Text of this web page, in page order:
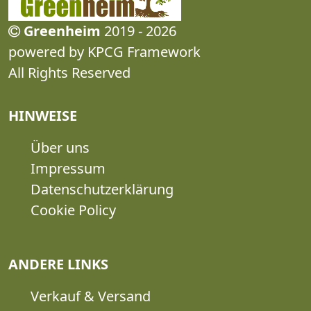
Greenheim 2019 - 2026
powered by KPCG Framework
All Rights Reserved
HINWEISE
Über uns
Impressum
Datenschutzerklärung
Cookie Policy
ANDERE LINKS
Verkauf & Versand